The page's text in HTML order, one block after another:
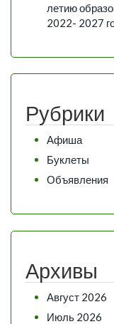
летию
2022- 2027
Рубрики
Афиша
Буклеты
Объявления
Архивы
Август 2026
Июль 2026